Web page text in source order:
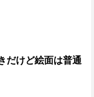
だけど絵面は普通